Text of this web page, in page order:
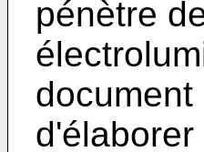
pénètre